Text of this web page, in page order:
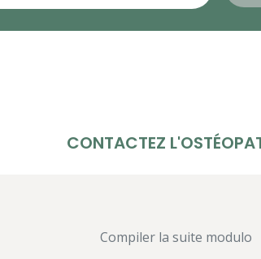
CONTACTEZ
Compiler la suite modulo